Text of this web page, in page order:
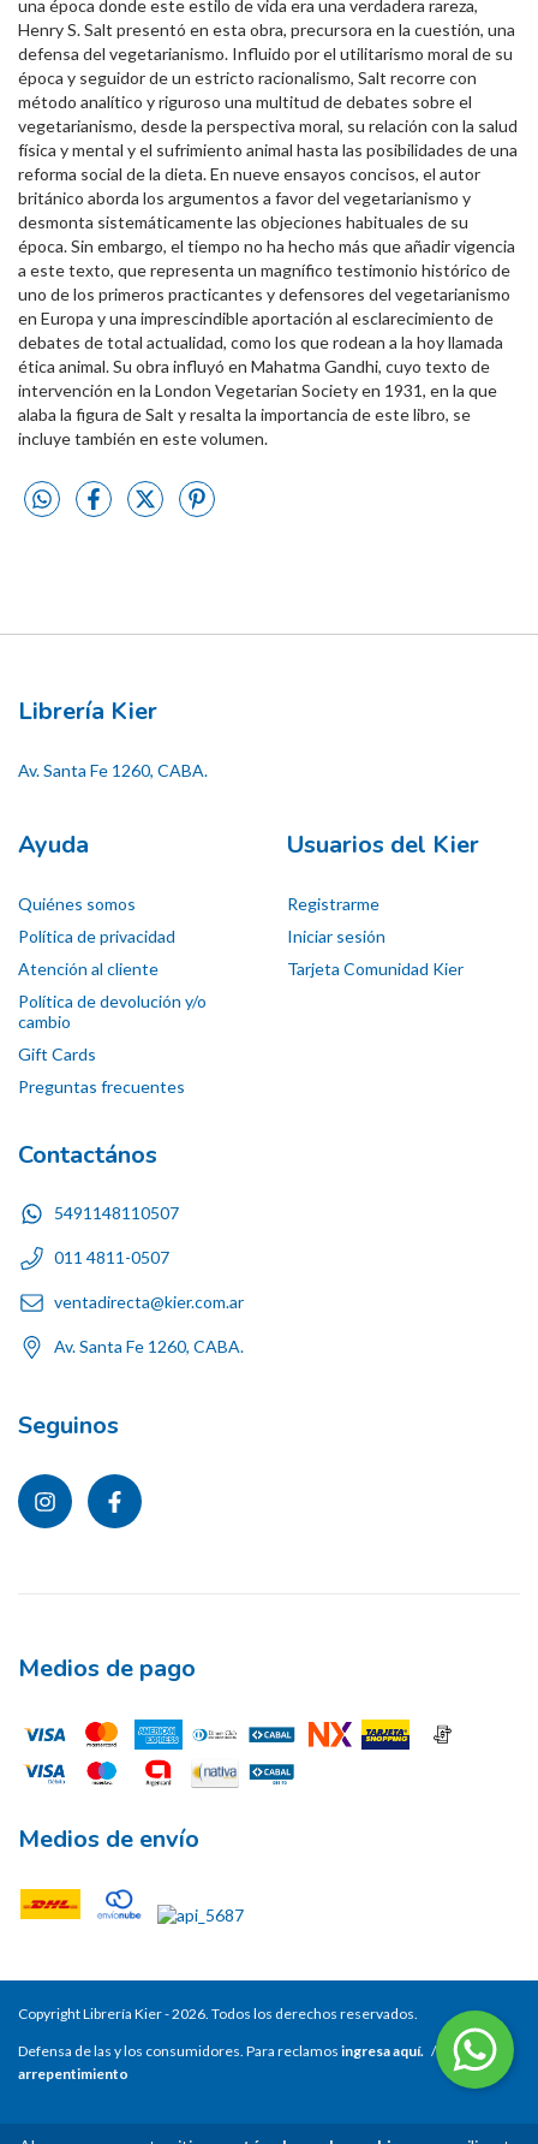
una época donde este estilo de vida era una verdadera rareza,
Henry S. Salt presentó en esta obra, precursora en la cuestión, una
defensa del vegetarianismo. Influido por el utilitarismo moral de su
época y seguidor de un estricto racionalismo, Salt recorre con
método analítico y riguroso una multitud de debates sobre el
vegetarianismo, desde la perspectiva moral, su relación con la salud
física y mental y el sufrimiento animal hasta las posibilidades de una
reforma social de la dieta. En nueve ensayos concisos, el autor
británico aborda los argumentos a favor del vegetarianismo y
desmonta sistemáticamente las objeciones habituales de su
época. Sin embargo, el tiempo no ha hecho más que añadir vigencia
a este texto, que representa un magnífico testimonio histórico de
uno de los primeros practicantes y defensores del vegetarianismo
en Europa y una imprescindible aportación al esclarecimiento de
debates de total actualidad, como los que rodean a la hoy llamada
ética animal. Su obra influyó en Mahatma Gandhi, cuyo texto de
intervención en la London Vegetarian Society en 1931, en la que
alaba la figura de Salt y resalta la importancia de este libro, se
incluye también en este volumen.
Librería Kier
Av. Santa Fe 1260, CABA.
Ayuda
Quiénes somos
Política de privacidad
Atención al cliente
Política de devolución y/o
cambio
Gift Cards
Preguntas frecuentes
Usuarios del Kier
Registrarme
Iniciar sesión
Tarjeta Comunidad Kier
Contactános
5491148110507
011 4811-0507
ventadirecta@kier.com.ar
Av. Santa Fe 1260, CABA.
Seguinos
Medios de pago
Medios de envío
Copyright Librería Kier - 2026. Todos los derechos reservados.
Defensa de las y los consumidores. Para reclamos ingresa aquí. /
Botón de
arrepentimiento